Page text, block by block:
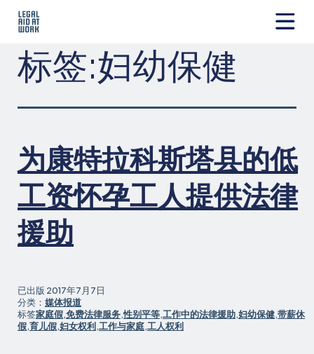
Aid
at
Work
标签:妇幼保健
为康特拉科斯塔县的低
工资怀孕工人提供法律
援助
已出版 2017年7月7日
分类： 媒体报道
标签家庭假,免费法律服务,性别平等,工作中的法律援助,妇幼保健,带薪休
假,育儿假,妇女权利 ,工作与家庭,工人权利